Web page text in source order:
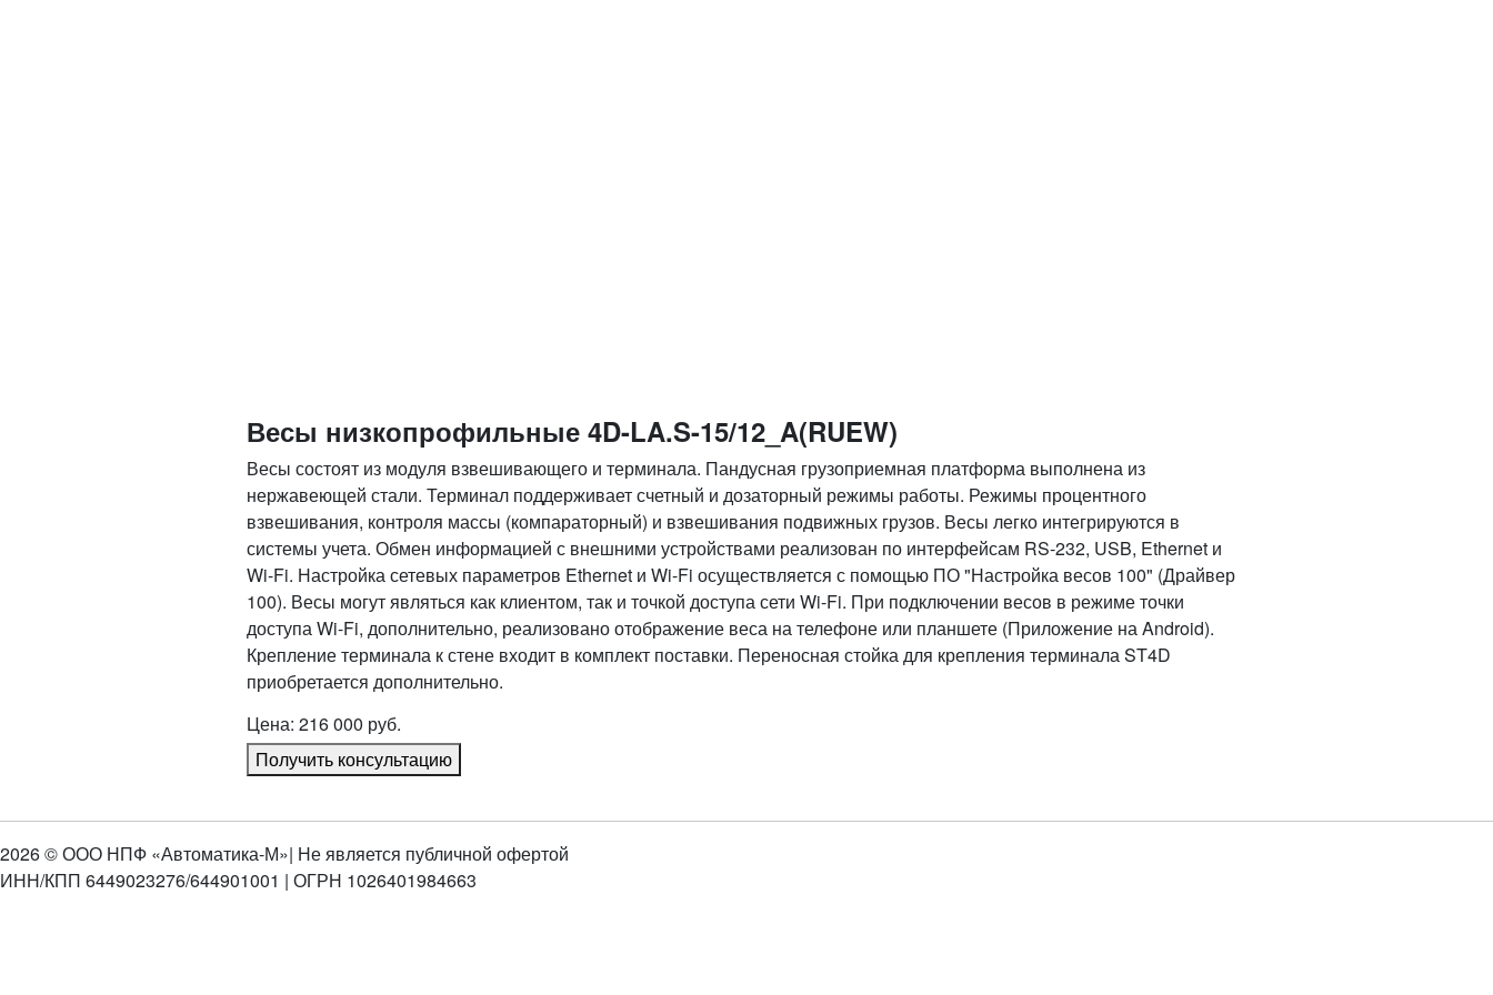
Весы низкопрофильные 4D-LA.S-15/12_A(RUEW)
Весы состоят из модуля взвешивающего и терминала. Пандусная грузоприемная платформа выполнена из
нержавеющей стали. Терминал поддерживает счетный и дозаторный режимы работы. Режимы процентного
взвешивания, контроля массы (компараторный) и взвешивания подвижных грузов. Весы легко интегрируются в
системы учета. Обмен информацией с внешними устройствами реализован по интерфейсам RS-232, USB, Ethernet и
Wi-Fi. Настройка сетевых параметров Ethernet и Wi-Fi осуществляется с помощью ПО "Настройка весов 100" (Драйвер
100). Весы могут являться как клиентом, так и точкой доступа сети Wi-Fi. При подключении весов в режиме точки
доступа Wi-Fi, дополнительно, реализовано отображение веса на телефоне или планшете (Приложение на Android).
Крепление терминала к стене входит в комплект поставки. Переносная стойка для крепления терминала ST4D
приобретается дополнительно.
Цена: 216 000 руб.
Получить консультацию
2026 © ООО НПФ «Автоматика-М»| Не является публичной офертой
ИНН/КПП 6449023276/644901001 | ОГРН 1026401984663